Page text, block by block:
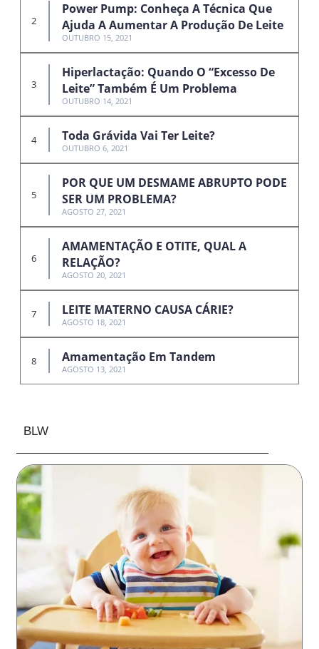
Power Pump: Conheça A Técnica Que
Ajuda A Aumentar A Produção De Leite
OUTUBRO 15, 2021
Hiperlactação: Quando O “excesso De
Leite” Também É Um Problema
OUTUBRO 14, 2021
Toda Grávida Vai Ter Leite?
OUTUBRO 6, 2021
POR QUE UM DESMAME ABRUPTO PODE
SER UM PROBLEMA?
AGOSTO 27, 2021
AMAMENTAÇÃO E OTITE, QUAL A
RELAÇÃO?
AGOSTO 20, 2021
LEITE MATERNO CAUSA CÁRIE?
AGOSTO 18, 2021
Amamentação Em Tandem
AGOSTO 13, 2021
BLW